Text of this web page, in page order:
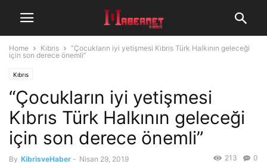
Home Kıbrıs
“Çocukların iyi yetişmesi Kıbrıs Türk Halkının geleceği
için son derece önemli”
Kıbrıs
“Çocukların iyi yetişmesi
Kıbrıs Türk Halkının geleceği
için son derece önemli”
By KibrisveHaber - Nisan 29, 2019 0
213